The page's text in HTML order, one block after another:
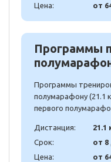
Цена: от
Программы
Программы
полумарафону (21.1
первого
Дистанция:
Срок:
от 8
Цена:
от